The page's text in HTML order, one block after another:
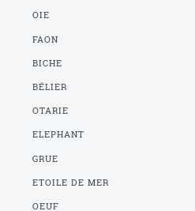
OIE
FAON
BICHE
BÉLIER
OTARIE
ELEPHANT
GRUE
ETOILE DE MER
OEUF